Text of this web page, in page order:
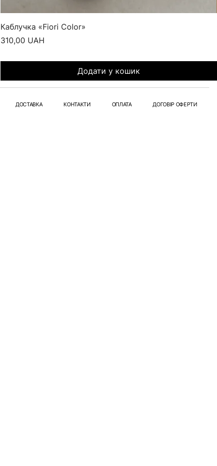
Каблучка «Fiori Color»
Ціна
310,00 UAH
Додати у кошик
ДОСТАВКА КОНТАКТИ ОПЛАТА ДОГОВІР ОФЕРТИ